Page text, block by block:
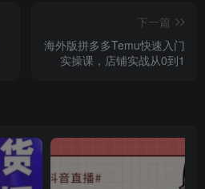
下一篇
海外版拼多多Temu快速入门
实操课，店铺实战从0到1